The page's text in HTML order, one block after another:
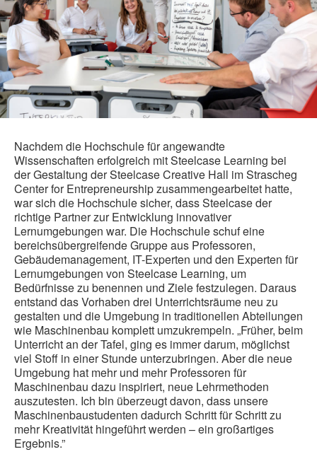
Nachdem die Hochschule für angewandte
Wissenschaften erfolgreich mit Steelcase Learning bei
der Gestaltung der Steelcase Creative Hall im Strascheg
Center for Entrepreneurship zusammengearbeitet hatte,
war sich die Hochschule sicher, dass Steelcase der
richtige Partner zur Entwicklung innovativer
Lernumgebungen war. Die Hochschule schuf eine
bereichsübergreifende Gruppe aus Professoren,
Gebäudemanagement, IT-Experten und den Experten für
Lernumgebungen von Steelcase Learning, um
Bedürfnisse zu benennen und Ziele festzulegen. Daraus
entstand das Vorhaben drei Unterrichtsräume neu zu
gestalten und die Umgebung in traditionellen Abteilungen
wie Maschinenbau komplett umzukrempeln. „Früher, beim
Unterricht an der Tafel, ging es immer darum, möglichst
viel Stoff in einer Stunde unterzubringen. Aber die neue
Umgebung hat mehr und mehr Professoren für
Maschinenbau dazu inspiriert, neue Lehrmethoden
auszutesten. Ich bin überzeugt davon, dass unsere
Maschinenbaustudenten dadurch Schritt für Schritt zu
mehr Kreativität hingeführt werden – ein großartiges
Ergebnis.”